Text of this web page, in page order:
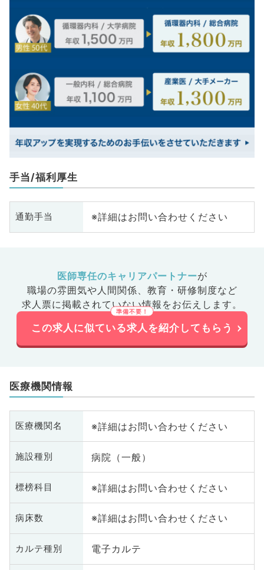
手当/福利厚生
通勤手当 ※詳細はお問い合わせください
医師専任のキャリアパートナーが
職場の雰囲気や人間関係、 教育・研修制度など
求人票に掲載されていない情報をお伝えします。
この求人に似ている求人を紹介してもらう
医療機関情報
医療機関名 ※詳細はお問い合わせください
施設種別 病院（一般）
標榜科目 ※詳細はお問い合わせください
病床数 ※詳細はお問い合わせください
カルテ種別 電子カルテ